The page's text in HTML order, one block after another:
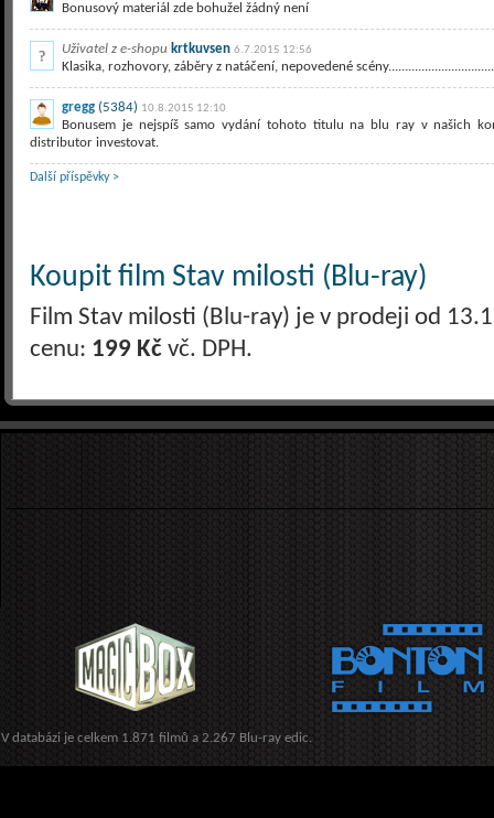
Bonusový materiál zde bohužel žádný není
Uživatel z e-shopu krtkuvsen 6.7.2015 12:56
Klasika, rozhovory, záběry z natáčení, nepovedené
gregg (5384) 10.8.2015 12:10
Bonusem je nejspíš samo vydání tohoto titulu na blu ray v našich
distributor investovat.
Další příspěvky >
Koupit film Stav milosti (Blu-ray)
Film Stav milosti (Blu-ray) je v prodeji od
cenu: 199 Kč vč. DPH.
V databázi je celkem 1.871 filmů a 2.267 Blu-ray edic.